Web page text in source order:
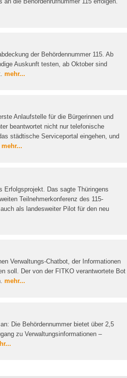
der Behördennummer 115. Ab
Auskunft testen, ab Oktober sind
mehr...
Anlaufstelle für die Bürgerinnen und
beantwortet nicht nur telefonische
städtische Serviceportal eingehen, und
mehr...
Erfolgsprojekt. Das sagte Thüringens
Teilnehmerkonferenz des 115-
als landesweiter Pilot für den neu
Verwaltungs-Chatbot, der Informationen
soll. Der von der FITKO verantwortete Bot
mehr...
Die Behördennummer bietet über 2,5
zu Verwaltungsinformationen –